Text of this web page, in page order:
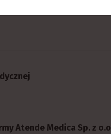
Atende Medica Sp. z o.o